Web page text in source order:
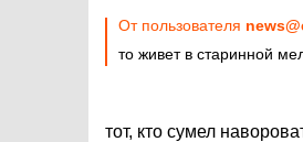
От пользователя
то живет в старинной
тот, кто сумел